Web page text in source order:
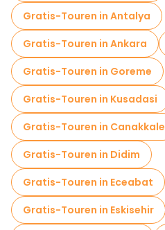
Gratis-Touren in Antalya
Gratis-Touren in Ankara
Gratis-Touren in Goreme
Gratis-Touren in Kusadasi
Gratis-Touren in Canakkale
Gratis-Touren in Didim
Gratis-Touren in Eceabat
Gratis-Touren in Eskisehir